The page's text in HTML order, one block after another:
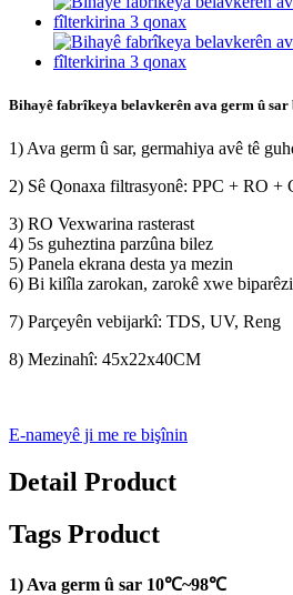
Bihayê fabrîkeya belavkerên ava germ û
1) Ava germ û sar, germahiya avê tê
2) Sê Qonaxa filtrasyonê: PPC + RO +
3) RO Vexwarina rasterast
4) 5s guheztina parzûna bilez
5) Panela ekrana desta ya mezin
6) Bi kilîla zarokan, zarokê xwe
7) Parçeyên vebijarkî: TDS, UV, Reng
8) Mezinahî: 45x22x40CM
E-nameyê ji me re bişînin
Detail Product
Tags Product
1) Ava germ û sar 10℃~98℃